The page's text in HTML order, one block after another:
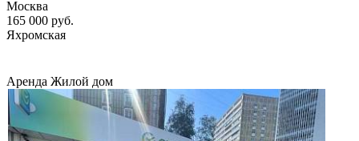
Москва
165 000 руб.
Яхромская
Аренда Жилой дом